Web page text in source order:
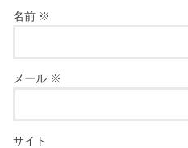
名前 ※
メール ※
サイト